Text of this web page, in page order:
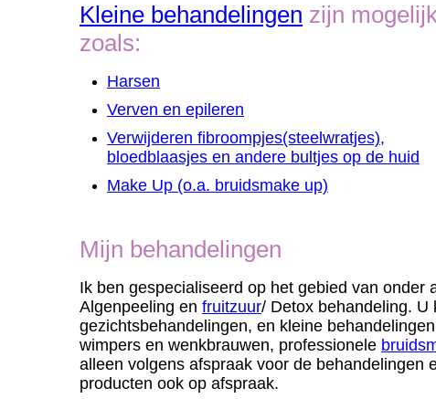
Kleine behandelingen zijn
zoals:
Harsen
Verven en epileren
Verwijderen fibroompjes(steelwratjes),
bloedblaasjes en andere bultjes op de huid
Make Up (o.a. bruidsmake up)
Mijn behandelingen
Ik ben gespecialiseerd op het gebied van
Algenpeeling en fruitzuur/ Detox behandeling. U
gezichtsbehandelingen, en kleine
wimpers en wenkbrauwen, professionele
alleen volgens afspraak voor de behandelingen
producten ook op afspraak.